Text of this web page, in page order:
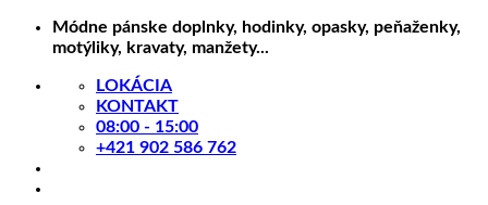
Skip
Módne pánske doplnky, hodinky, opasky, peňaženky,
motýliky, kravaty, manžety...
LOKÁCIA
KONTAKT
08:00 - 15:00
+421 902 586 762